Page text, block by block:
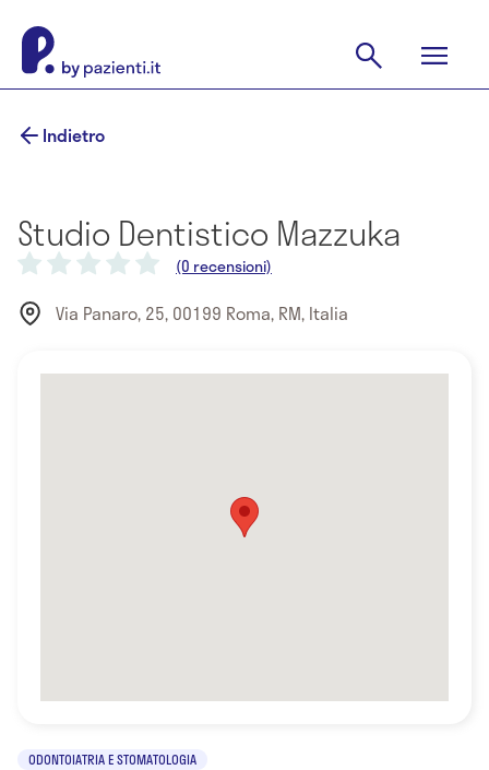
Indietro
Studio Dentistico Mazzuka
(0 recensioni)
Via Panaro, 25, 00199 Roma, RM, Italia
ODONTOIATRIA E STOMATOLOGIA